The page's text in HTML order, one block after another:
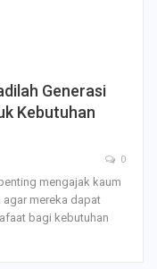
Generasi
Kebutuhan
0
mengajak kaum
mereka dapat
bagi kebutuhan